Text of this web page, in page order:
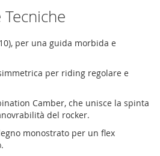
per una guida morbida e
per riding regolare e
Camber, che unisce la spinta
del rocker.
monostrato per un flex